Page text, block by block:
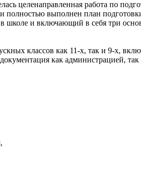
целенаправленная работа по
полностью выполнен план
школе и включающий в себя три
классов как 11-х, так и 9-х,
как администрацией,